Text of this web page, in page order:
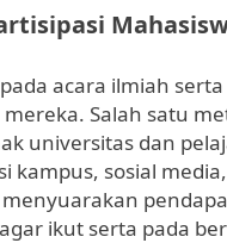
acara ilmiah
Salah satu
universitas dan
kampus, sosial
ikut serta pada